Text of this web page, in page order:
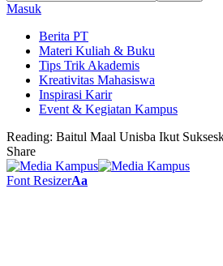
Masuk
Berita PT
Materi Kuliah & Buku
Tips Trik Akademis
Kreativitas Mahasiswa
Inspirasi Karir
Event & Kegiatan Kampus
Reading: Baitul Maal Unisba Ikut
Share
Font ResizerAa